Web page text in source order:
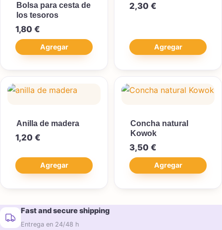
Bolsa para cesta de
los tesoros
1,80 €
Agregar
2,30 €
Agregar
Anilla de madera
1,20 €
Agregar
Concha natural
Kowok
3,50 €
Agregar
Fast and secure shipping
Entrega en 24/48 h